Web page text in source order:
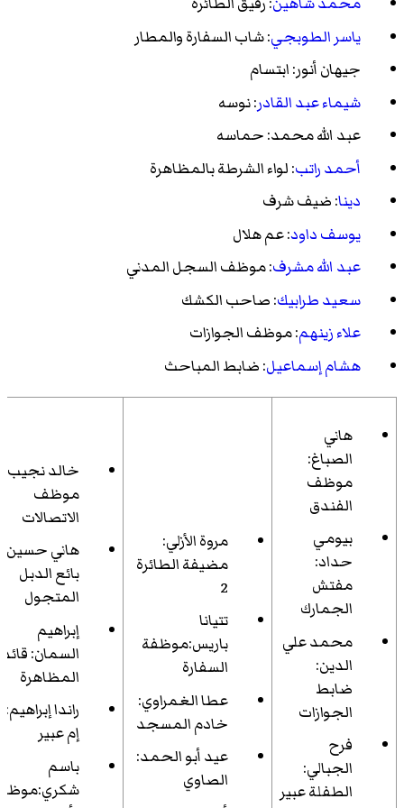
ياسر الطوبجي: شاب السفارة والمطار
جيهان أنور: ابتسام
شيماء عبد القادر: نوسه
عبد الله محمد: حماسه
أحمد راتب: لواء الشرطة بالمظاهرة
دينا: ضيف شرف
يوسف داود: عم هلال
عبد الله مشرف: موظف السجل المدني
سعيد طرابيك: صاحب الكشك
علاء زينهم: موظف الجوازات
هشام إسماعيل: ضابط المباحث
هاني
الصباغ:
موظف
الفندق
بيومي
حداد:
مفتش
الجمارك
محمد علي
الدين:
ضابط
الجوازات
فرح
الجبالي:
الطفلة عبير
مروة الأزلي:
مضيفة الطائرة
2
تتيانا
باريس:موظفة
السفارة
عطا الغمراوي:
خادم المسجد
عيد أبو الحمد:
الصاوي
خالد نجيب:
موظف
الاتصالات
هاني حسين:
بائع الدبل
المتجول
إبراهيم
السمان: قائد
المظاهرة
راندا إبراهيم:
إم عبير
باسم